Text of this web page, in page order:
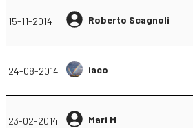
15-11-2014 Roberto Scagnoli
24-08-2014 iaco
23-02-2014 Mari M